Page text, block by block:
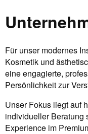
Für unser modernes
Kosmetik und
eine engagierte,
Persönlichkeit zur
Unser Fokus liegt auf
individueller Beratung
Experience im